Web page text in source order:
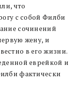
что
с собой Филби
сочинений
жену, и
в его жизни.
еврейкой и
фактически